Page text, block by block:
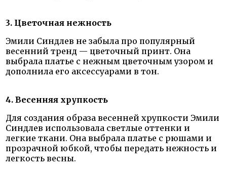
3. Цветочная нежность
Эмили Синдлев не забыла про популярный
весенний тренд — цветочный принт. Она
выбрала платье с нежным цветочным узором и
дополнила его аксессуарами в тон.
4. Весенняя хрупкость
Для создания образа весенней хрупкости Эмили
Синдлев использовала светлые оттенки и
легкие ткани. Она выбрала платье с рюшами и
прозрачной юбкой, чтобы передать нежность и
легкость весны.